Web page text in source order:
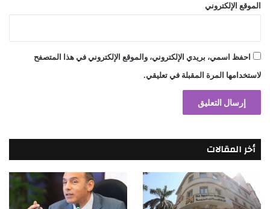
الموقع الإلكتروني
احفظ اسمي، بريدي الإلكتروني، والموقع الإلكتروني في هذا المتصفح
لاستخدامها المرة المقبلة في تعليقي.
أخر المقالات